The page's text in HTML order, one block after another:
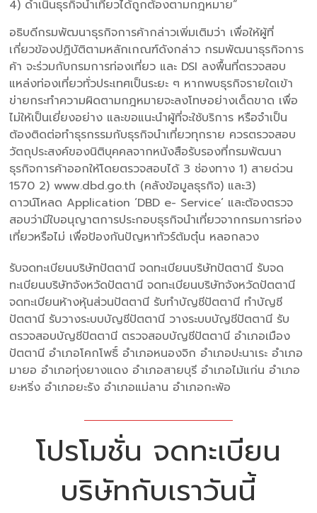
4) ดำเนินธุรกิจนำเที่ยวได้ถูกต้องตามกฎหมาย”
อธิบดีกรมพัฒนาธุรกิจการค้ากล่าวเพิ่มเติมว่า เพื่อให้ผู้ที่
เกี่ยวข้องปฏิบัติตามหลักเกณฑ์ดังกล่าว กรมพัฒนาธุรกิจการ
ค้า จะร่วมกับกรมการท่องเที่ยว และ DSI ลงพื้นที่ตรวจสอบ
แหล่งท่องเที่ยวทั่วประเทศเป็นระยะ ๆ หากพบธุรกิจรายใดเข้า
ข่ายกระทำความผิดตามกฎหมายจะลงโทษอย่างเด็ดขาด เพื่อ
ไม่ให้เป็นเยี่ยงอย่าง และขอแนะนำผู้ที่จะใช้บริการ หรือจำเป็น
ต้องติดต่อทำธุรกรรมกับธุรกิจนำเที่ยวทุกราย ควรตรวจสอบ
วัตถุประสงค์ของนิติบุคคลจากหนังสือรับรองที่กรมพัฒนา
ธุรกิจการค้าออกให้โดยตรวจสอบได้ 3 ช่องทาง 1) สายด่วน
1570 2) www.dbd.go.th (คลังข้อมูลธุรกิจ) และ3)
ดาวน์โหลด Application ‘DBD e- Service’ และต้องตรวจ
สอบว่ามีใบอนุญาตการประกอบธุรกิจนำเที่ยวจากกรมการท่อง
เที่ยวหรือไม่ เพื่อป้องกันปัญหาทัวร์ต้มตุ๋น หลอกลวง
รับจดทะเบียนบริษัทปัตตานี จดทะเบียนบริษัทปัตตานี รับจด
ทะเบียนบริษัทจังหวัดปัตตานี จดทะเบียนบริษัทจังหวัดปัตตานี
จดทะเบียนห้างหุ้นส่วนปัตตานี รับทำบัญชีปัตตานี ทำบัญชี
ปัตตานี รับวางระบบบัญชีปัตตานี วางระบบบัญชีปัตตานี รับ
ตรวจสอบบัญชีปัตตานี ตรวจสอบบัญชีปัตตานี อำเภอเมือง
ปัตตานี อำเภอโคกโพธิ์ อำเภอหนองจิก อำเภอปะนาเระ อำเภอ
มายอ อำเภอทุ่งยางแดง อำเภอสายบุรี อำเภอไม้แก่น อำเภอ
ยะหริ่ง อำเภอยะรัง อำเภอแม่ลาน อำเภอกะพ้อ
โปรโมชั่น จดทะเบียน
บริษัทกับเราวันนี้